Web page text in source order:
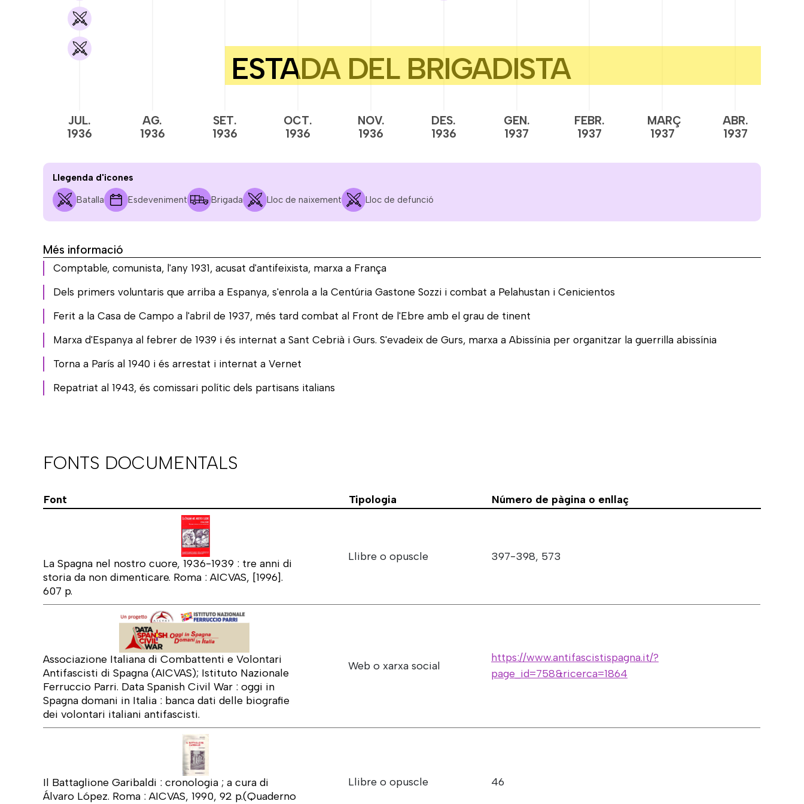
JUL.
1936
AG.
1936
SET.
1936
OCT.
1936
NOV.
1936
DES.
1936
GEN.
1937
FEBR.
1937
MARÇ
1937
ABR.
1937
Llegenda d'icones
Batalla Esdeveniment Brigada Lloc de naixement Lloc de defunció
Més informació
Comptable, comunista, l'any 1931, acusat d'antifeixista, marxa a França
Dels primers voluntaris que arriba a Espanya, s'enrola a la Centúria Gastone Sozzi i combat a Pelahustan i Cenicientos
Ferit a la Casa de Campo a l'abril de 1937, més tard combat al Front de l'Ebre amb el grau de tinent
Marxa d'Espanya al febrer de 1939 i és internat a Sant Cebrià i Gurs. S'evadeix de Gurs, marxa a Abissínia per organitzar la guerrilla abissínia
Torna a París al 1940 i és arrestat i internat a Vernet
Repatriat al 1943, és comissari polític dels partisans italians
FONTS DOCUMENTALS
Font Tipologia Número de pàgina o enllaç
La Spagna nel nostro cuore, 1936-1939 : tre anni di
storia da non dimenticare. Roma : AICVAS, [1996].
607 p.
Llibre o opuscle 397-398, 573
Associazione Italiana di Combattenti e Volontari
Antifascisti di Spagna (AICVAS); Istituto Nazionale
Ferruccio Parri. Data Spanish Civil War : oggi in
Spagna domani in Italia : banca dati delle biografie
dei volontari italiani antifascisti.
Web o xarxa social
https://www.antifascistispagna.it/?
page_id=758&ricerca=1864
Il Battaglione Garibaldi : cronologia ; a cura di
Álvaro López. Roma : AICVAS, 1990, 92 p.(Quaderno
Llibre o opuscle 46